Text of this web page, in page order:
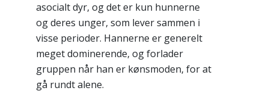
asocialt dyr, og det er kun hunnerne
og deres unger, som lever sammen i
visse perioder. Hannerne er generelt
meget dominerende, og forlader
gruppen når han er kønsmoden, for at
gå rundt alene.